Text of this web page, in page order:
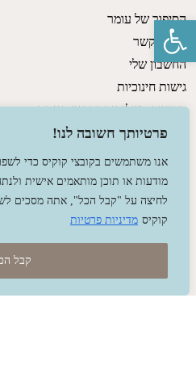
פתח סרגל נגישות
פרטיותך חשובה לנו!
אנו משתמשים בקובצי קוקיס כדי
מודעות או תוכן מותאמים אישית
לחיצה על "קבל הכל", אתה מסכים
קוקיס מדיניות פרטיות
קבל
הסיפור של עומר
יצירת קשר
החשבון שלי
גישות חינוכיות
מדיניות משלוחים ותקנון האתר
הצהרת נגישות